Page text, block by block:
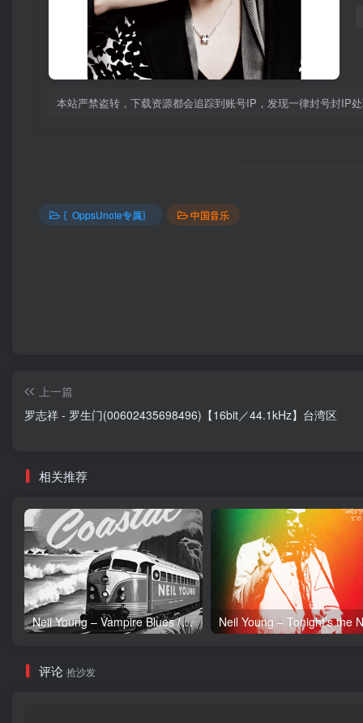
本站严禁盗转，下载资源都会追踪到账号IP，发现一律封号封IP
〖OppsUnote专属〗 中国音乐
上一篇
罗志祥 - 罗生门(00602435698496)【16bit／44.1kHz】台湾区
相关推荐
Neil Young – Vampire Blues (Live) – Single(054391239303)【24bit／96.0kHz】土耳其区
评论 抢沙发